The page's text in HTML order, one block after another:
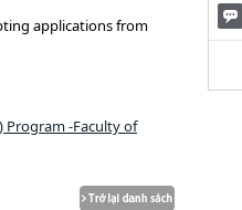
applications from
Program -Faculty of